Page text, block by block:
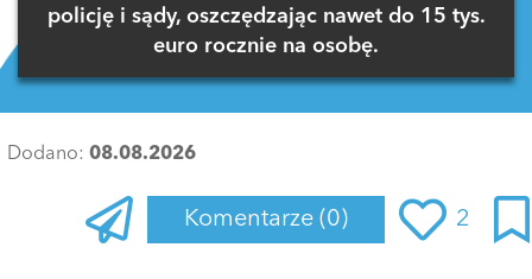
policję i sądy, oszczędzając nawet do 15 tys.
euro rocznie na osobę.
Dodano: 08.08.2026
Komentarze (0) 2